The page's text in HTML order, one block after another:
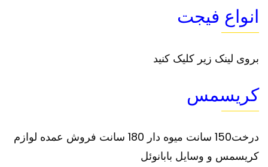
انواع فیجت
بروی لینک زیر کلیک کنید
کریسمس
درخت150 سانت میوه دار 180 سانت فروش عمده لوازم
کریسمس و وسایل بابانوئل